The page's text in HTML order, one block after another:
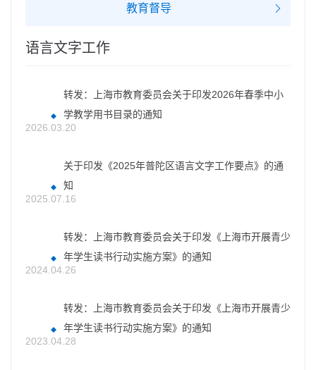
教育督导
语言文字工作
转发：上海市教育委员会关于印发2026年春季中小
学教学用书目录的通知
2026.03.20
关于印发《2025年普陀区语言文字工作要点》的通
知
2025.07.16
转发：上海市教育委员会关于印发《上海市开展青少
年学生读书行动实施方案》的通知
2024.04.26
转发：上海市教育委员会关于印发《上海市开展青少
年学生读书行动实施方案》的通知
2023.04.28